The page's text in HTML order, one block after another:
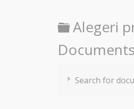
Folder
Alegeri
Documents
Search for